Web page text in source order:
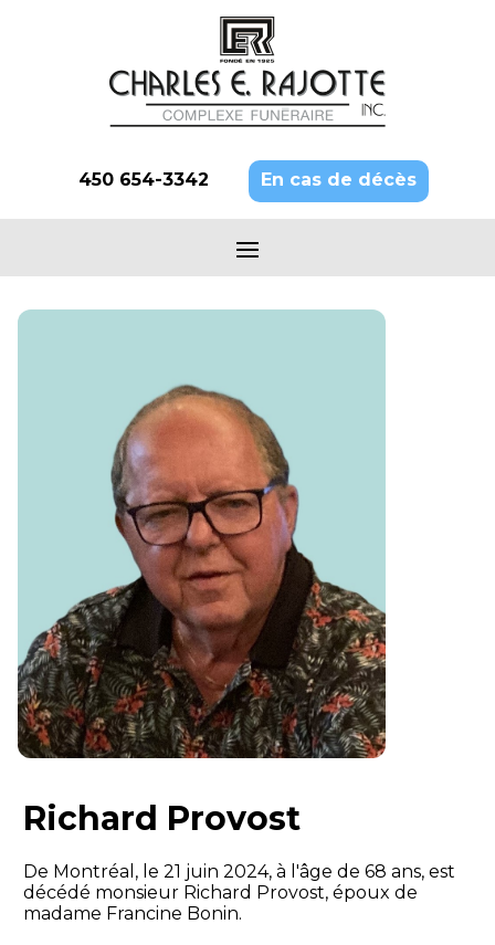
450 654-3342 En cas de décès
Richard Provost
De Montréal, le 21 juin 2024, à l'âge de 68 ans, est
décédé monsieur Richard Provost, époux de
madame Francine Bonin.